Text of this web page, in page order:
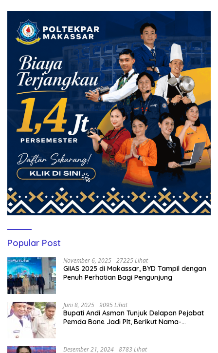
Popular Post
November 6, 2025 27225 Lihat
GIIAS 2025 di Makassar, BYD Tampil dengan
Penuh Perhatian Bagi Pengunjung
Juni 8, 2025 9095 Lihat
Bupati Andi Asman Tunjuk Delapan Pejabat
Pemda Bone Jadi Plt, Berikut Nama-
Desember 21, 2024 8783 Lihat